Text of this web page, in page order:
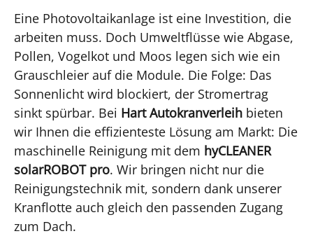
Eine Photovoltaikanlage ist eine Investition, die
arbeiten muss. Doch Umweltflüsse wie Abgase,
Pollen, Vogelkot und Moos legen sich wie ein
Grauschleier auf die Module. Die Folge: Das
Sonnenlicht wird blockiert, der Stromertrag
sinkt spürbar. Bei Hart Autokranverleih bieten
wir Ihnen die effizienteste Lösung am Markt: Die
maschinelle Reinigung mit dem hyCLEANER
solarROBOT pro. Wir bringen nicht nur die
Reinigungstechnik mit, sondern dank unserer
Kranflotte auch gleich den passenden Zugang
zum Dach.